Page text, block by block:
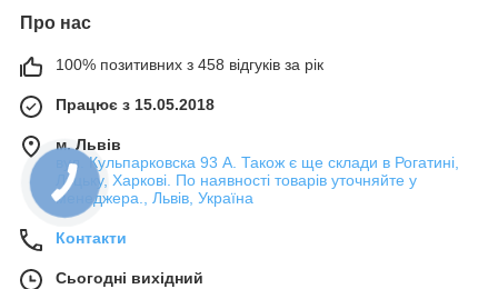
Про нас
100% позитивних з 458 відгуків за рік
Працює з 15.05.2018
м. Львів
вул. Кульпарковска 93 А. Також є ще склади в Рогатині,
Луцьку, Харкові. По наявності товарів уточняйте у
менеджера., Львів, Україна
Контакти
Сьогодні вихідний